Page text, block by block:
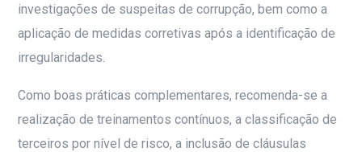
investigações de suspeitas de corrupção, bem como a
aplicação de medidas corretivas após a identificação de
irregularidades.
Como boas práticas complementares, recomenda-se a
realização de treinamentos contínuos, a classificação de
terceiros por nível de risco, a inclusão de cláusulas